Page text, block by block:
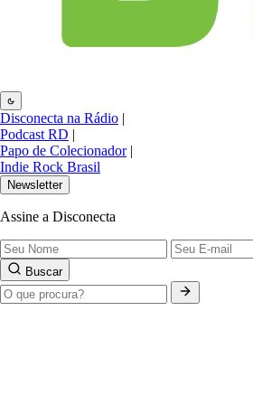
Disconecta na Rádio |
Podcast RD |
Papo de Colecionador |
Indie Rock Brasil
Newsletter
Assine a Disconecta
Buscar